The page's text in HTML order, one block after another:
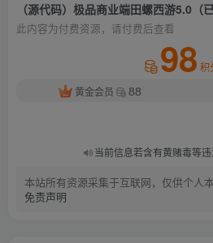
（源代码）极品商业端田螺西游5.0（
此内容为付费资源，请付费后查看
98 积
黄金会员
88
当前信息若含有黄赌毒等
本站所有资源采集于互联网，仅供个人
免责声明